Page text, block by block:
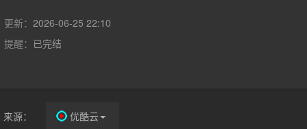
更新： 2026-06-25 22:10
提醒： 已完结
来源： 优酷云